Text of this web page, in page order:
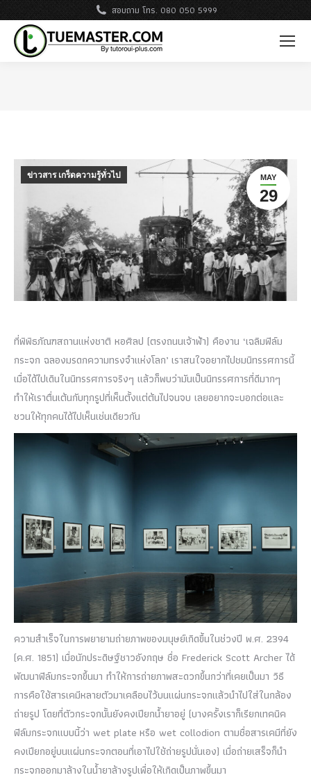
สอบถาม โทร. 080 050 5999
MAY
29
ข่าวสาร เกร็ดความรู้ทั่วไป
ที่พิพิธภัณฑสถานแห่งชาติ หอศิลป (ตรงถนนเจ้าฟ้า) คืองาน ‘เฉลิมฟิล์ม
กระจก ฉลองมรดกความทรงจำแห่งโลก’ เราสนใจอยากไปชมนิทรรศการนี้
เมื่อได้ไปเดินในนิทรรศการจริงๆ แล้วก็พบว่ามันเป็นนิทรรศการที่ดีมากๆ
ทำให้เราตื่นเต้นกับทุกรูปที่เห็นตั้งแต่ต้นไปจนจบ เลยอยากจะบอกต่อและ
ชวนให้ทุกคนได้ไปเห็นเช่นเดียวกัน
ความสำเร็จในการพยายามถ่ายภาพของมนุษย์เกิดขึ้นในช่วงปี พ.ศ. 2394
(ค.ศ. 1851) เมื่อนักประดิษฐ์ชาวอังกฤษ ชื่อ Frederick Scott Archer ได้
พัฒนาฟิล์มกระจกขึ้นมา ทำให้การถ่ายภาพสะดวกขึ้นกว่าที่เคยเป็นมา วิธี
การคือใช้สารเคมีหลายตัวมาเคลือบไว้บนแผ่นกระจกแล้วนำไปใส่ในกล้อง
ถ่ายรูป โดยที่ตัวกระจกนั้นยังคงเปียกน้ำยาอยู่ (บางครั้งเราก็เรียกเทคนิค
ฟิล์มกระจกแบบนี้ว่า wet plate หรือ wet collodion ตามชื่อสารเคมีที่ยัง
คงเปียกอยู่บนแผ่นกระจกตอนที่เอาไปใช้ถ่ายรูปนั่นเอง) เมื่อถ่ายเสร็จก็นำ
กระจกออกมาล้างในน้ำยาล้างรูปเพื่อให้เกิดเป็นภาพขึ้นมา